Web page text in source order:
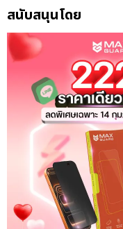
สนับสนุนโดย